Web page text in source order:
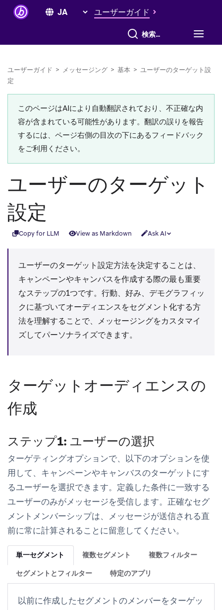
ユーザーガイド
すべて検索
ユーザーガイド > メッセージング > 基本 > ユーザーのターゲット設
定
このページはAIにより自動翻訳されており、不正確な内
容が含まれている可能性があります。翻訳の誤りを報告
するには、ページ右側の目次の下にあるフィードバック
をご利用ください。
ユーザーのターゲット
設定
Copy for LLM View as Markdown Ask AI
ユーザーのターゲット設定方法を決定することは、
キャンペーンやキャンバスを作成する際の最も重要
なステップの1つです。行動、好み、デモグラフィッ
クに基づいてオーディエンスをセグメント化する方
法を理解することで、メッセージングをカスタマイ
ズしてパーソナライズできます。
ターゲットオーディエンスの
作成
ステップ1: ユーザーの選択
ターゲティングオプションで、以下のオプションを使
用して、キャンペーンやキャンバスのターゲットにす
るユーザーを選択できます。定義した条件に一致する
ユーザーのみがメッセージを受信します。正確なセグ
メントメンバーシップは、メッセージが送信される直
前に常に計算されることに留意してください。
単一セグメント 複数セグメント 複数フィルター
セグメントとフィルター 特定のアプリ
以前に作成したセグメントのメンバーをターゲッ